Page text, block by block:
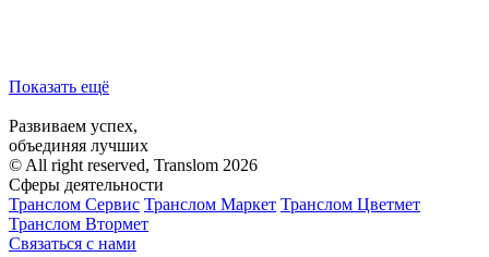
Показать ещё
Развиваем успех,
объединяя лучших
© All right reserved, Translom 2026
Сферы деятельности
Транслом Сервис Транслом Маркет Транслом Цветмет
Транслом Втормет
Связаться с нами